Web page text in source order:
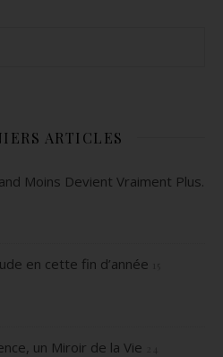
ARTICLES
Moins Devient Vraiment Plus.
en cette fin d’année
un Miroir de la Vie